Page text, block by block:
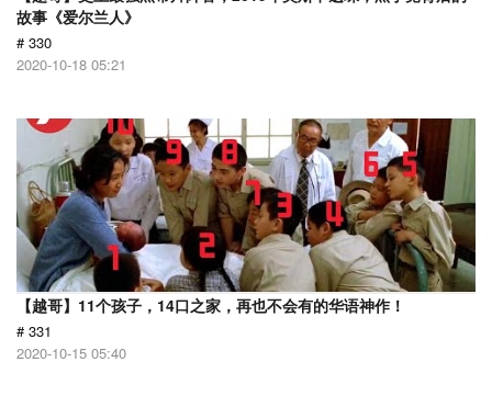
故事《爱尔兰人》
# 330
2020-10-18 05:21
【越哥】11个孩子，14口之家，再也不会有的华语神作！
# 331
2020-10-15 05:40